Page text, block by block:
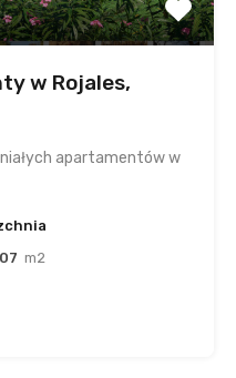
w Rojales,
apartamentów w
m2